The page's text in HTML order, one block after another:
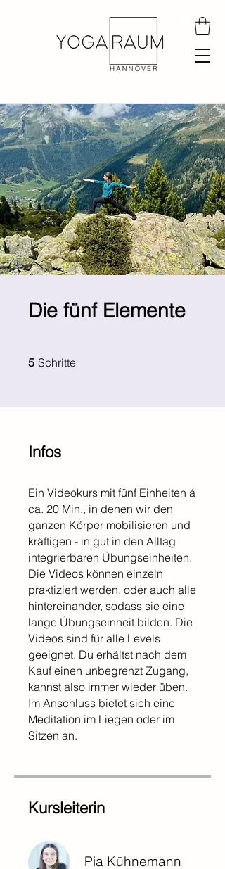
Die fünf Elemente
5 Schritte
Infos
Ein Videokurs mit fünf Einheiten á
ca. 20 Min., in denen wir den
ganzen Körper mobilisieren und
kräftigen - in gut in den Alltag
integrierbaren Übungseinheiten.
Die Videos können einzeln
praktiziert werden, oder auch alle
hintereinander, sodass sie eine
lange Übungseinheit bilden. Die
Videos sind für alle Levels
geeignet. Du erhältst nach dem
Kauf einen unbegrenzt Zugang,
kannst also immer wieder üben.
Im Anschluss bietet sich eine
Meditation im Liegen oder im
Sitzen an.
Kursleiterin
Pia Kühnemann